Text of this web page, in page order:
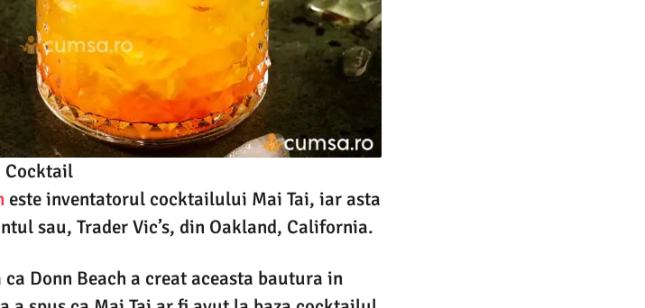
Cocktail
este inventatorul cocktailului Mai Tai, iar asta
sau, Trader Vic’s, din Oakland, California.
Donn Beach a creat aceasta bautura in